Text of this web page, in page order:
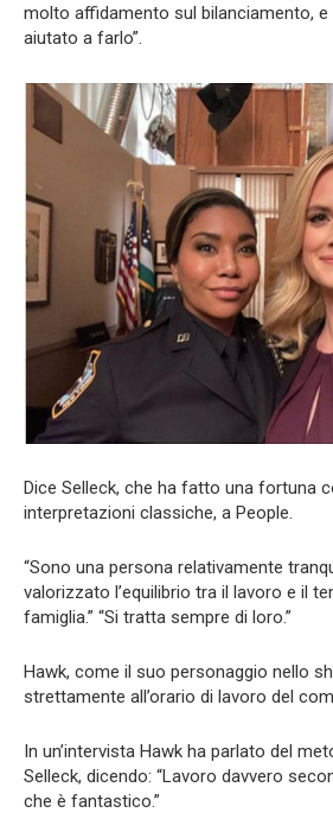
molto affidamento sul bilanciamento,
aiutato a farlo”.
Dice Selleck, che ha fatto una fortuna
interpretazioni classiche, a People.
“Sono una persona relativamente
valorizzato l’equilibrio tra il lavoro e il
famiglia.” “Si tratta sempre di loro.”
Hawk, come il suo personaggio nello
strettamente all’orario di lavoro del
In un’intervista Hawk ha parlato del
Selleck, dicendo: “Lavoro davvero
che è fantastico.”